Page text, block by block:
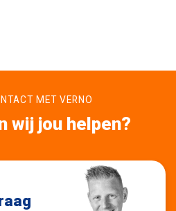
MET VERNO
wij jou helpen?